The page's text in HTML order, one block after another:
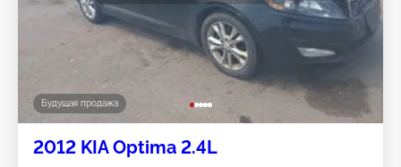
Будущая продажа
2012 KIA Optima 2.4L